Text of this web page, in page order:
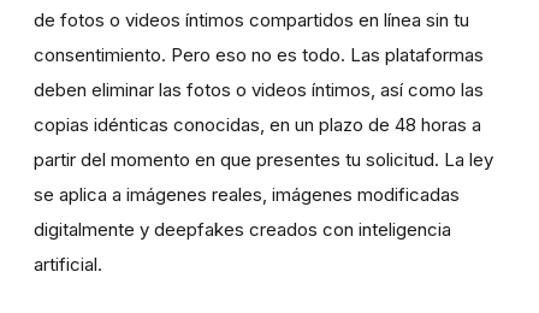
de fotos o videos íntimos compartidos en línea sin tu
consentimiento. Pero eso no es todo. Las plataformas
deben eliminar las fotos o videos íntimos, así como las
copias idénticas conocidas, en un plazo de 48 horas a
partir del momento en que presentes tu solicitud. La ley
se aplica a imágenes reales, imágenes modificadas
digitalmente y deepfakes creados con inteligencia
artificial.